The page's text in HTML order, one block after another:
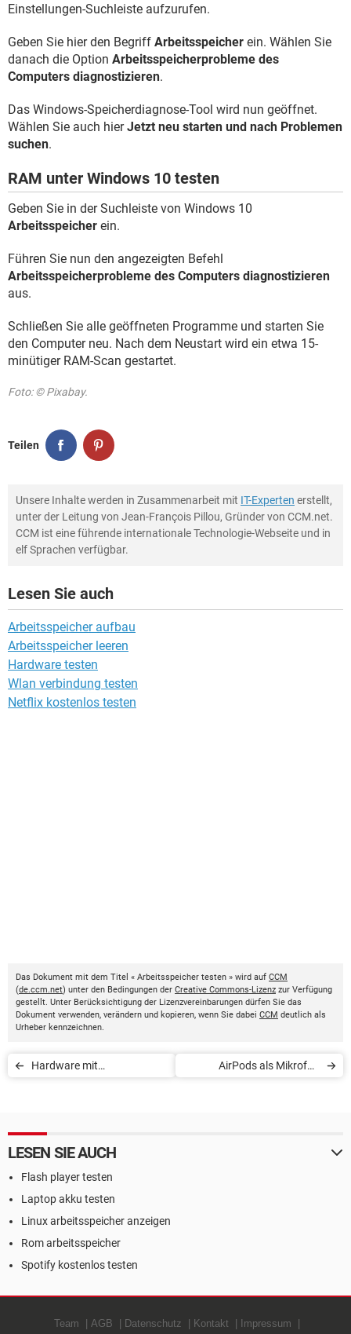
Einstellungen-Suchleiste aufzurufen.
Geben Sie hier den Begriff Arbeitsspeicher ein. Wählen Sie
danach die Option Arbeitsspeicherprobleme des
Computers diagnostizieren.
Das Windows-Speicherdiagnose-Tool wird nun geöffnet.
Wählen Sie auch hierJetzt neu starten und nach Problemen
suchen.
RAM unter Windows 10 testen
Geben Sie in der Suchleiste von Windows 10
Arbeitsspeicher ein.
Führen Sie nun den angezeigten Befehl
Arbeitsspeicherprobleme des Computers diagnostizieren
aus.
Schließen Sie alle geöffneten Programme und starten Sie
den Computer neu. Nach dem Neustart wird ein etwa 15-
minütiger RAM-Scan gestartet.
Foto: © Pixabay.
Teilen
Unsere Inhalte werden in Zusammenarbeit mit IT-Experten erstellt,
unter der Leitung von Jean-François Pillou, Gründer von CCM.net.
CCM ist eine führende internationale Technologie-Webseite und in
elf Sprachen verfügbar.
Lesen Sie auch
Arbeitsspeicher aufbau
Arbeitsspeicher leeren
Hardware testen
Wlan verbindung testen
Netflix kostenlos testen
Das Dokument mit dem Titel « Arbeitsspeicher testen » wird auf CCM
(de.ccm.net) unter den Bedingungen der Creative Commons-Lizenz zur Verfügung
gestellt. Unter Berücksichtigung der Lizenzvereinbarungen dürfen Sie das
Dokument verwenden, verändern und kopieren, wenn Sie dabei CCM deutlich als
Urheber kennzeichnen.
Hardware mit
AirPods als Mikrofon
LESEN SIE AUCH
Flash player testen
Laptop akku testen
Linux arbeitsspeicher anzeigen
Rom arbeitsspeicher
Spotify kostenlos testen
Team AGB Datenschutz Kontakt Impressum